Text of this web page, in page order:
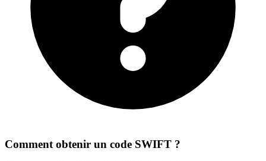
Comment obtenir un code SWIFT ?